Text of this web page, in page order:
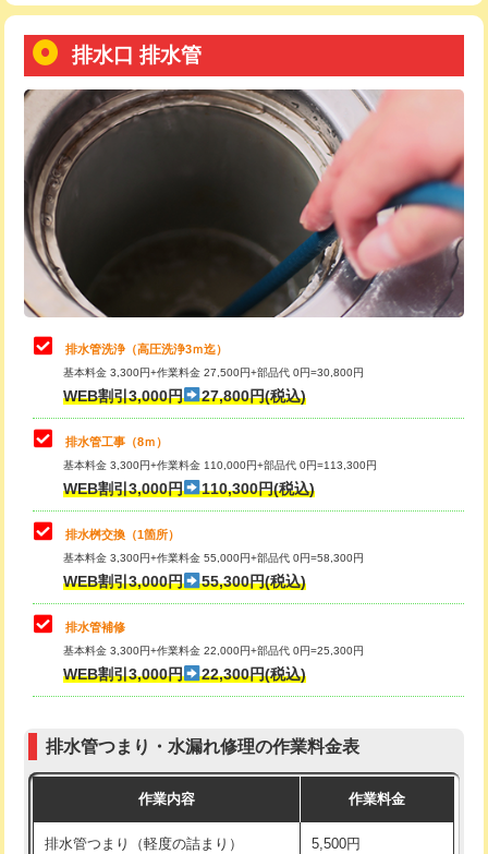
用（追加）/3ｍ超え)
給水管工事※（ライニング鋼管・銅
管・ポリ管・HT管使用/3ｍまで)
44,000円
給水管工事※（ライニング鋼管・銅
管・ポリ管・HT管使用/3ｍ超え)
+8,800円
排水管工事（土の掘削・埋め戻し作
業）
11,000円~
排水管工事（排水管工事/3ｍまで） 55,000円
排水管工事（追加 排水管工事/3ｍ超
え）
マス交換（土の掘削・埋め戻し作業）
マス交換（深さ50㎝未満）
マス交換（深さ50㎝以上） 66,000円
コンクリート斫り（厚さ10㎝まで）
コンクリート斫り（厚さ10㎝超え）
モルタル補修（厚さ10㎝まで）
モルタル補修（厚さ10㎝超え）
追加人工 16,500円
現場見積
トーラー機使用/3mまで
追加トーラー機使用/3m超え +3,300円
カメラ調査 33,000円
桝清掃 8,800円
止水・漏水調査・防水処理・清掃・修
理・調整・分解・加工など（軽作業）
11,000円
止水・漏水調査・防水処理・清掃・修
理・調整・分解・加工など（中作業）
22,000円
止水・漏水調査・防水処理・清掃・修
理・調整・分解・加工など（重作業）
33,000円
その他部品の脱着
交換・取付（タンク） 22,000円+材料費
交換・取付(単水栓（壁付・デッキ
式）)
交換・取付(混合水栓（壁付・デッキ
式・ワンホール）)
16,500円+材料費
交換・取付(排水栓・排水トラップ
交換・取付（その他部品） 11,000円+材料費
持込商品取付（単水栓） 13,200円
持込商品取付（混合水栓） 16,500円
排水口 排水管
排水管洗浄（高圧洗浄3ｍ迄）
基本料金 3,300円+作業料金 27,500円+部品代 0円=30,800円
WEB割引3,000円 27,800円(税込)
排水管工事（8ｍ）
基本料金 3,300円+作業料金 110,000円+部品代 0円=113,300円
WEB割引3,000円 110,300円(税込)
排水桝交換（1箇所）
基本料金 3,300円+作業料金 55,000円+部品代 0円=58,300円
WEB割引3,000円 55,300円(税込)
排水管補修
基本料金 3,300円+作業料金 22,000円+部品代 0円=25,300円
WEB割引3,000円 22,300円(税込)
排水管つまり・水漏れ修理の作業料金表
作業内容 作業料金
排水管つまり（軽度の詰まり） 5,500円